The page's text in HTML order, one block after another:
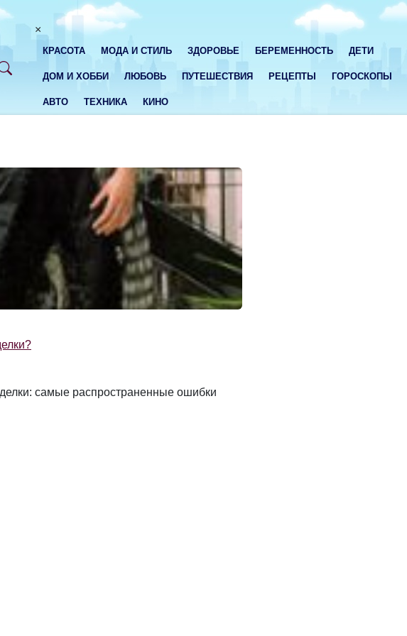
×
КРАСОТА МОДА И СТИЛЬ ЗДОРОВЬЕ БЕРЕМЕННОСТЬ ДЕТИ
ДОМ И ХОББИ ЛЮБОВЬ ПУТЕШЕСТВИЯ РЕЦЕПТЫ ГОРОСКОПЫ
АВТО ТЕХНИКА КИНО
самые распространенные ошибки